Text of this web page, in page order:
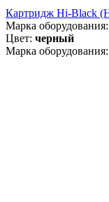
Картридж Hi-Black
Марка оборудования:
Цвет: черный
Марка